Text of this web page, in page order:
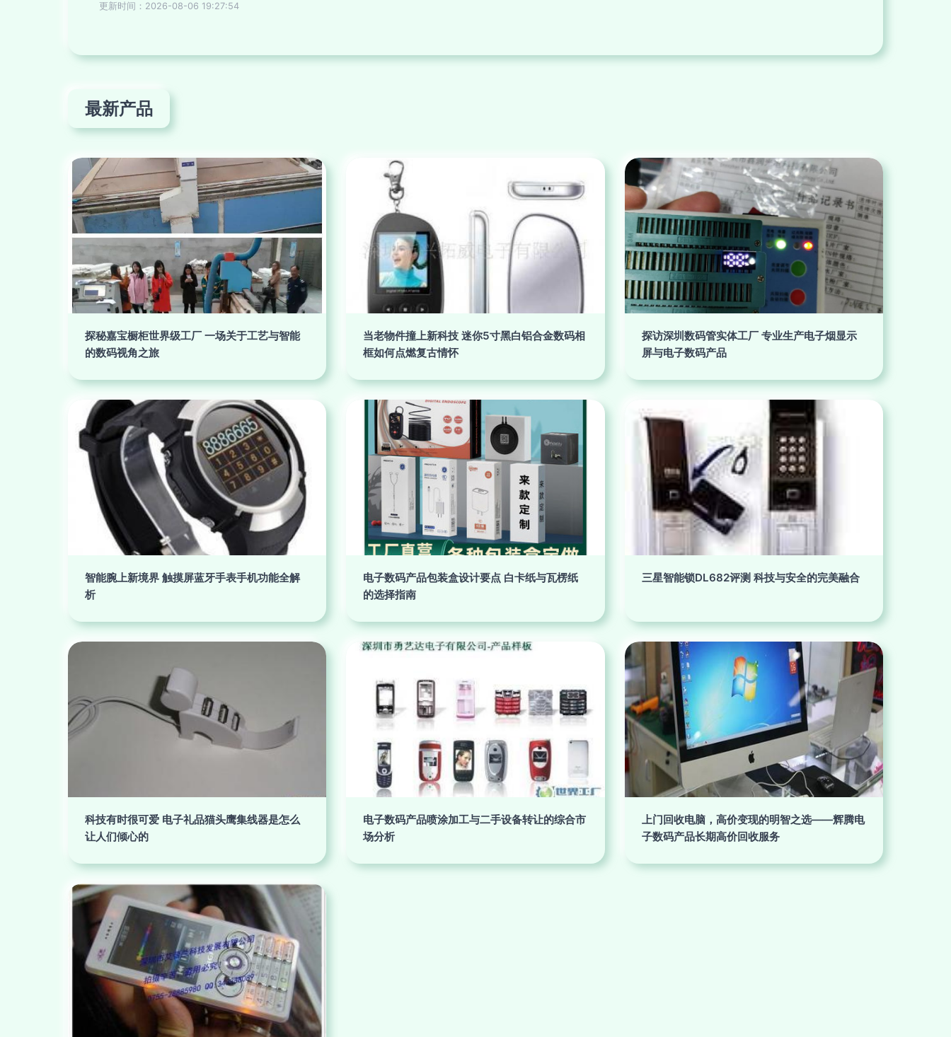
更新时间：2026-08-06 19:27:54
最新产品
探秘嘉宝橱柜世界级工厂 一场关于工艺与智能
的数码视角之旅
当老物件撞上新科技 迷你5寸黑白铝合金数码相
框如何点燃复古情怀
探访深圳数码管实体工厂 专业生产电子烟显示
屏与电子数码产品
智能腕上新境界 触摸屏蓝牙手表手机功能全解
析
电子数码产品包装盒设计要点 白卡纸与瓦楞纸
的选择指南
三星智能锁DL682评测 科技与安全的完美融合
科技有时很可爱 电子礼品猫头鹰集线器是怎么
让人们倾心的
电子数码产品喷涂加工与二手设备转让的综合市
场分析
上门回收电脑，高价变现的明智之选——辉腾电
子数码产品长期高价回收服务